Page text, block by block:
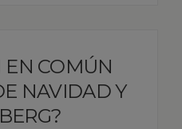
EN COMÚN
NAVIDAD Y